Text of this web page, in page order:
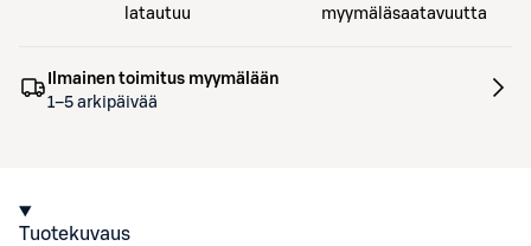
latautuu
myymäläsaatavuutta
Ilmainen toimitus myymälään
1–5 arkipäivää
Tuotekuvaus